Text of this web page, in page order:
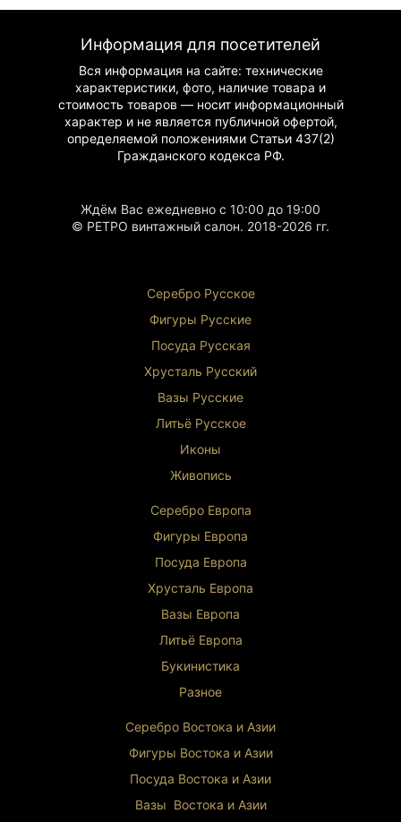
Характеристики
• Производитель: Weimar (Германия)
• Дизайн: минималистичный с орнаментом
“горошек”
• Декорирование: золотая отводка
• Клеймо: зеленое подглазурное
Преимущества
• Практичность в использовании
• Долговечность
Информация для посетителей
Вся информация на сайте: технические
характеристики, фото, наличие товара и
стоимость товаров — носит информационный
характер и не является публичной офертой,
определяемой положениями Статьи 437(2)
Гражданскогокодекса РФ.
Ждём Вас ежедневно с 10:00 до 19:00
© РЕТРО винтажный салон. 2018-2026 гг.
Серебро Русское
Фигуры Русские
Посуда Русская
Хрусталь Русский
Вазы Русские
Литьё Русское
Иконы
Живопись
Серебро Европа
Фигуры Европа
Посуда Европа
Хрусталь Европа
Вазы Европа
Литьё Европа
Букинистика
Разное
Серебро Востока и Азии
Фигуры Востока и Азии
Посуда Востока и Азии
Вазы Востока и Азии